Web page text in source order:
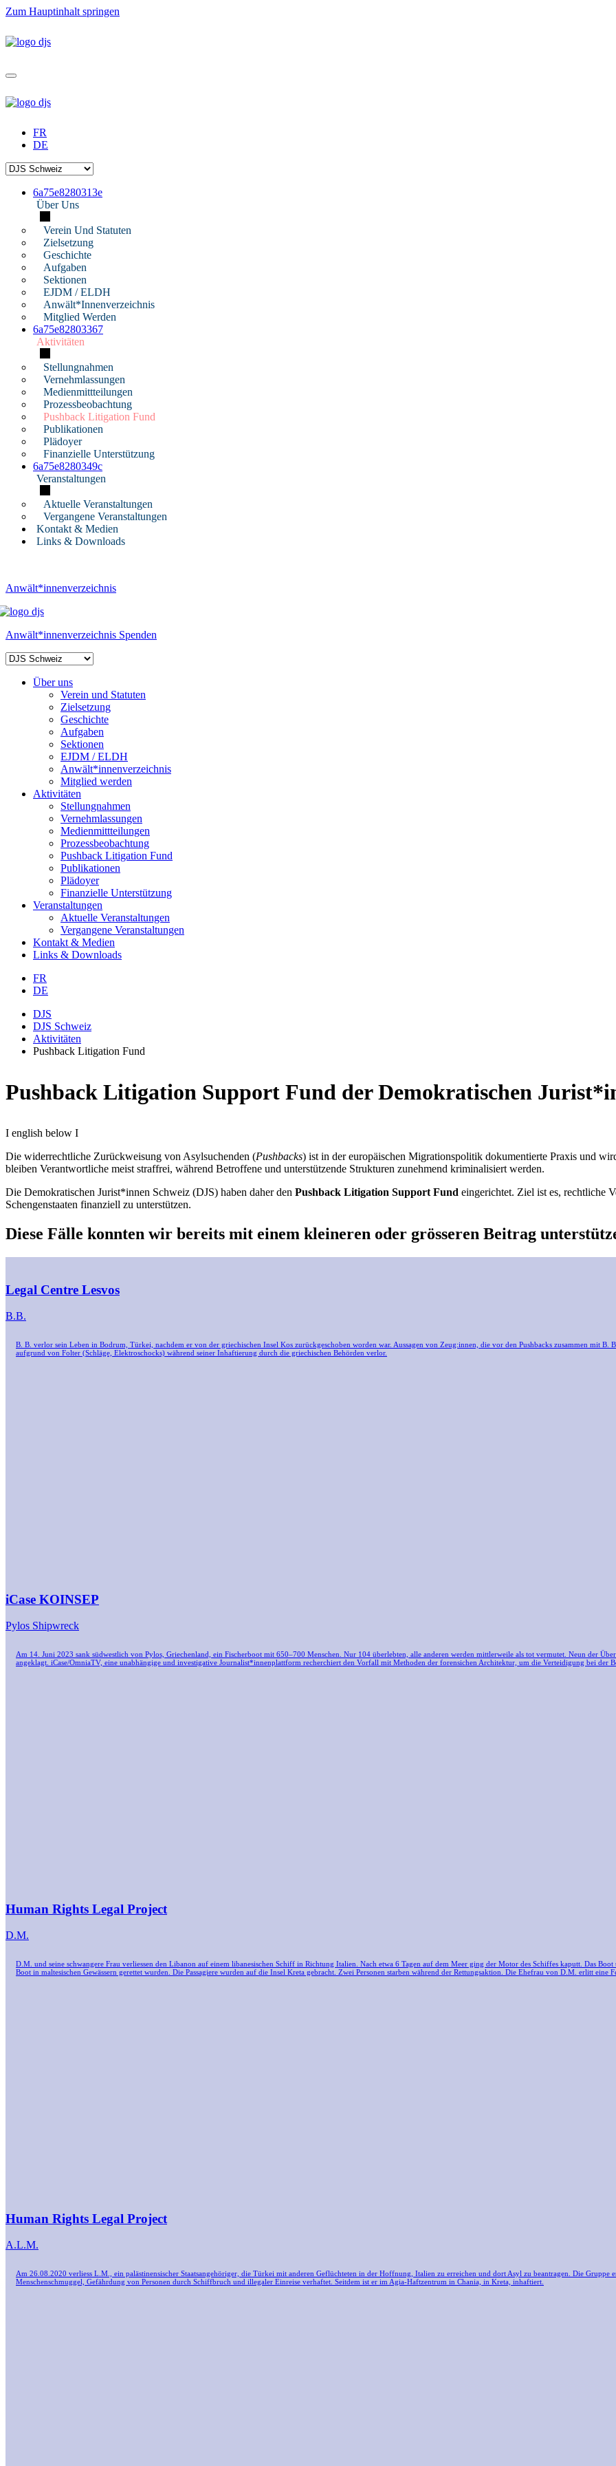
Zum Hauptinhalt springen
FR
DE
6a75e8280313e
Über Uns
Verein Und Statuten
Zielsetzung
Geschichte
Aufgaben
Sektionen
EJDM / ELDH
Anwält*innenverzeichnis
Mitglied Werden
6a75e82803367
Aktivitäten
Stellungnahmen
Vernehmlassungen
Medienmittteilungen
Prozessbeobachtung
Pushback Litigation Fund
Publikationen
Plädoyer
Finanzielle Unterstützung
6a75e8280349c
Veranstaltungen
Aktuelle Veranstaltungen
Vergangene Veranstaltungen
Kontakt & Medien
Links & Downloads
Anwält*innenverzeichnis
Anwält*innenverzeichnis Spenden
Über uns
Verein und Statuten
Zielsetzung
Geschichte
Aufgaben
Sektionen
EJDM / ELDH
Anwält*innenverzeichnis
Mitglied werden
Aktivitäten
Stellungnahmen
Vernehmlassungen
Medienmittteilungen
Prozessbeobachtung
Pushback Litigation Fund
Publikationen
Plädoyer
Finanzielle Unterstützung
Veranstaltungen
Aktuelle Veranstaltungen
Vergangene Veranstaltungen
Kontakt & Medien
Links & Downloads
FR
DE
DJS
DJS Schweiz
Aktivitäten
Pushback Litigation Fund
Pushback Litigation Support Fund der Demokratischen
I english below I
Die widerrechtliche Zurückweisung von Asylsuchenden (Pushbacks) ist in der europäischen Migrationspolitik dokumentierte Praxis und
bleiben Verantwortliche meist straffrei, während Betroffene und unterstützende Strukturen zunehmend kriminalisiert werden.
Die Demokratischen Jurist*innen Schweiz (DJS) haben daher den Pushback Litigation Support Fund eingerichtet. Ziel ist es, rechtliche
Schengenstaaten finanziell zu unterstützen.
Diese Fälle konnten wir bereits mit einem kleineren oder grösseren Beitrag
Legal Centre Lesvos
B.B.
B. B. verlor sein Leben in Bodrum, Türkei, nachdem er von der griechischen Insel Kos zurückgeschoben worden war. Aussagen von Zeug:innen, die vor den Pushbacks zusammen mit B.
aufgrund von Folter (Schläge, Elektroschocks) während seiner Inhaftierung durch die griechischen Behörden verlor.
iCase KOINSEP
Pylos Shipwreck
Am 14. Juni 2023 sank südwestlich von Pylos, Griechenland, ein Fischerboot mit 650–700 Menschen. Nur 104 überlebten, alle anderen werden mittlerweile als tot vermutet. Neun der
angeklagt. iCase/OmniaTV, eine unabhängige und investigative Journalist*innenplattform recherchiert den Vorfall mit Methoden der forensichen Architektur, um die Verteidigung bei der
Human Rights Legal Project
D.M.
D.M. und seine schwangere Frau verliessen den Libanon auf einem libanesischen Schiff in Richtung Italien. Nach etwa 6 Tagen auf dem Meer ging der Motor des Schiffes kaputt. Das
Boot in maltesischen Gewässern gerettet wurden. Die Passagiere wurden auf die Insel Kreta gebracht. Zwei Personen starben während der Rettungsaktion. Die Ehefrau von D.M. erlitt
Human Rights Legal Project
A.L.M.
Am 26.08.2020 verliess L.M., ein palästinensischer Staatsangehöriger, die Türkei mit anderen Geflüchteten in der Hoffnung, Italien zu erreichen und dort Asyl zu beantragen. Die
Menschenschmuggel, Gefährdung von Personen durch Schiffbruch und illegaler Einreise verhaftet. Seitdem ist er im Agia-Haftzentrum in Chania, in Kreta, inhaftiert.